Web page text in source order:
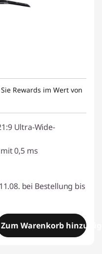
Rewards im Wert von
Ultra-Wide-
0,5 ms
bei Bestellung bis
Zum Warenkorb